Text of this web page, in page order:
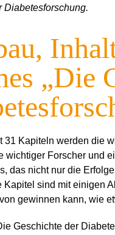
Diabetesforschung.
„Die
31 Kapiteln werden die
wichtiger Forscher und
das nicht nur die
Kapitel sind mit einigen
gewinnen kann, wie
Geschichte der